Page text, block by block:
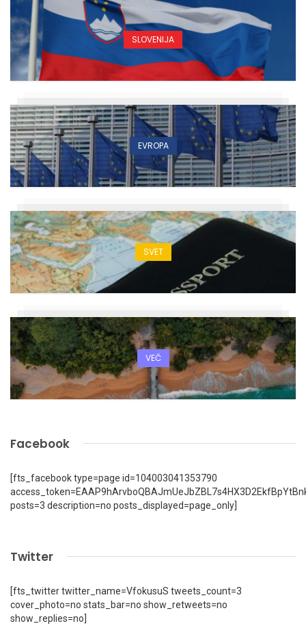
SLOVENIJA
EVROPA
SVET
VEČ
Facebook
[fts_facebook type=page id=104003041353790
posts=3 description=no posts_displayed=page_only]
Twitter
[fts_twitter twitter_name=VfokusuS tweets_count=3
cover_photo=no stats_bar=no show_retweets=no
show_replies=no]